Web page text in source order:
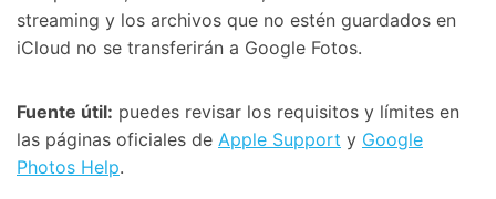
streaming y los archivos que no estén guardados en
iCloud no se transferirán a Google Fotos.
Fuente útil: puedes revisar los requisitos y límites en
las páginas oficiales de Apple Support y Google
Photos Help.